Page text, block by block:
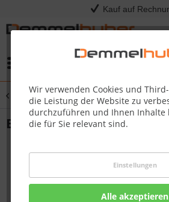
Kauf auf
Wir verwenden Cookies und
die Leistung der Website zu
durchzuführen und Ihnen Inhalte
die für Sie relevant sind.
Einstellungen
Alle akzeptieren
Übersicht Pool Modelle
Badebottich BIBI Ø2,00 m